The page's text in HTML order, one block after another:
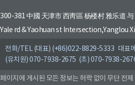
300-381 中國 天津市 西靑區 杨楼村 雅乐道 与
Yale rd & Yaohuan st Intersection,Yanglou
전화/TEL (대표) (+86)022-8829-5333 대
(유치원) 070-7938-2675 (초) 070-7938-
페이지에 게시된 모든 정보는 허락 없이 무단 전